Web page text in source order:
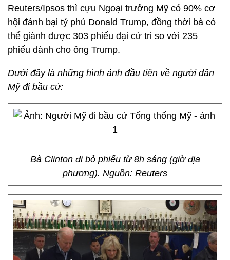
Reuters/Ipsos thì cựu Ngoại trưởng Mỹ có 90% cơ
hội đánh bại tỷ phú Donald Trump, đồng thời bà có
thể giành được 303 phiếu đại cử tri so với 235
phiếu dành cho ông Trump.
Dưới đây là những hình ảnh đầu tiên về người dân
Mỹ đi bầu cử:
Bà Clinton đi bỏ phiếu từ 8h sáng (giờ địa
phương). Nguồn: Reuters